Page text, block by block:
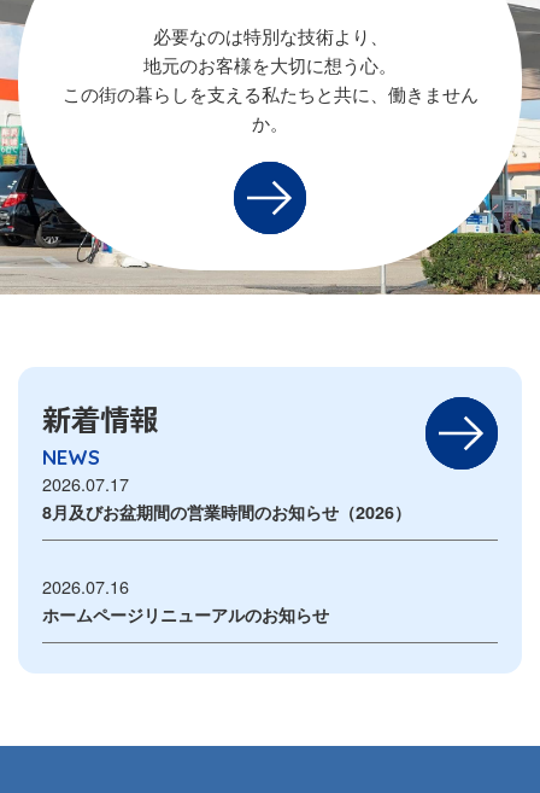
必要なのは特別な技術より、
地元のお客様を大切に想う心。
この街の暮らしを支える私たちと共に、働きません
か。
新着情報
NEWS
2026.07.17
8月及びお盆期間の営業時間のお知らせ（2026）
2026.07.16
ホームページリニューアルのお知らせ